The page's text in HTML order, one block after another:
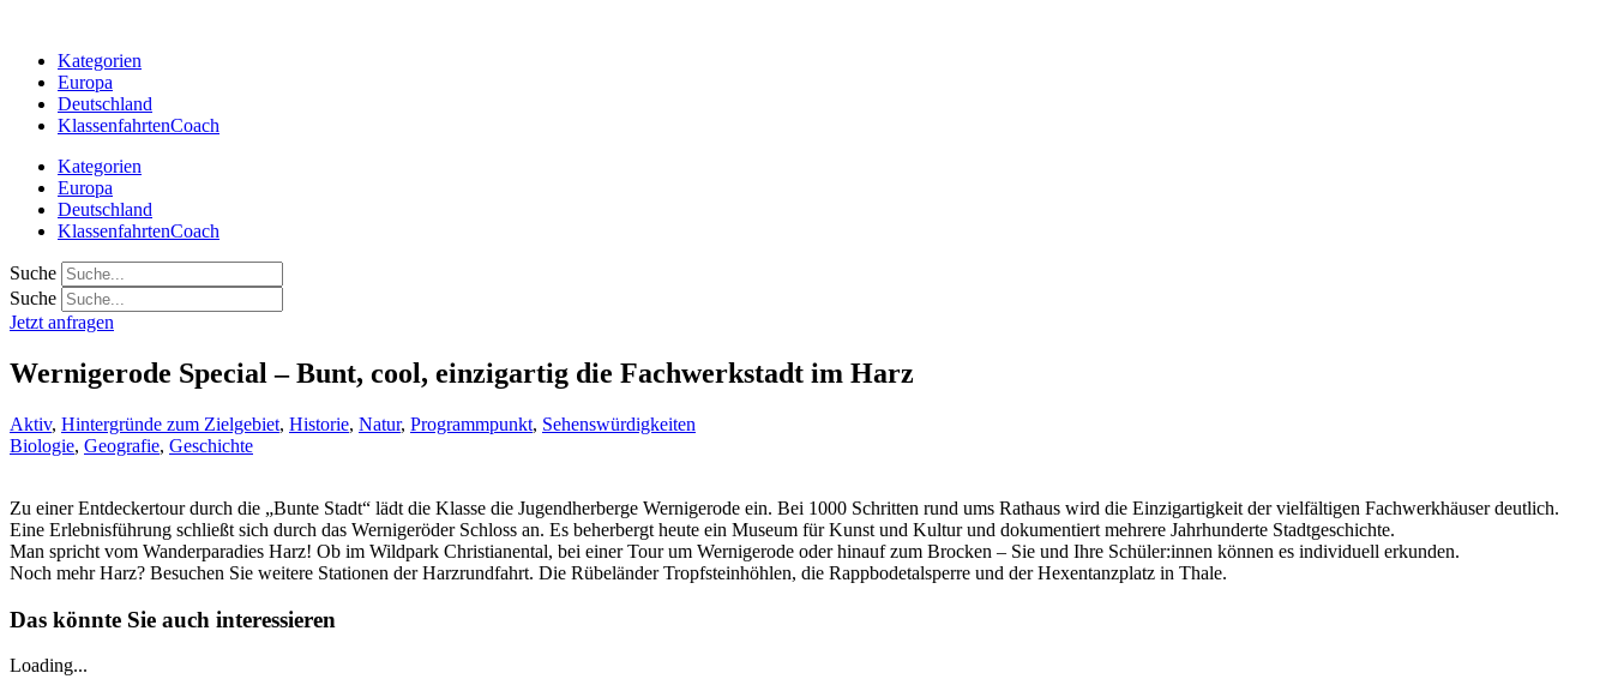
springenKategorien
Europa
Deutschland
KlassenfahrtenCoach
Kategorien
Europa
Deutschland
KlassenfahrtenCoach
Suche
Suche
Jetzt anfragen
Wernigerode Special – Bunt, cool, einzigartig die Fachwerkstadt im Harz
Aktiv, Hintergründe zum Zielgebiet, Historie, Natur, Programmpunkt, Sehenswürdigkeiten
Biologie, Geografie, Geschichte
Zu einer Entdeckertour durch die „Bunte Stadt“ lädt die Klasse die Jugendherberge Wernigerode ein. Bei 1000 Schritten rund ums Rathaus wird die Einzigartigkeit der vielfältigen Fachwerkhäuser deutlich.
Eine Erlebnisführung schließt sich durch das Wernigeröder Schloss an. Es beherbergt heute ein Museum für Kunst und Kultur und dokumentiert mehrere Jahrhunderte Stadtgeschichte.
Man spricht vom Wanderparadies Harz! Ob im Wildpark Christianental, bei einer Tour um Wernigerode oder hinauf zum Brocken – Sie und Ihre Schüler:innen können es individuell erkunden.
Noch mehr Harz? Besuchen Sie weitere Stationen der Harzrundfahrt. Die Rübeländer Tropfsteinhöhlen, die Rappbodetalsperre und der Hexentanzplatz in Thale.
Das könnte Sie auch interessieren
Loading...